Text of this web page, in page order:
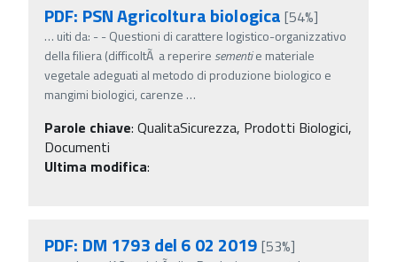
PDF: PSN Agricoltura biologica [54%]
… uiti da: - - Questioni di carattere logistico-organizzativo
della filiera (difficoltÃ a reperire sementie materiale
vegetale adeguati al metodo di produzione biologico e
mangimi biologici, carenze …
Parole chiave: QualitaSicurezza, Prodotti Biologici,
Documenti
Ultima modifica:
PDF: DM 1793 del 6 02 2019 [53%]